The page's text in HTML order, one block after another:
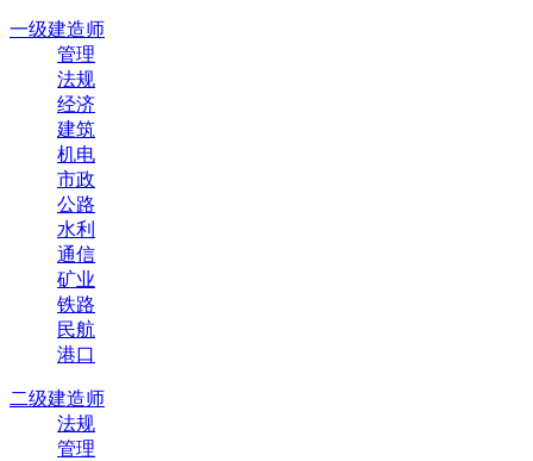
一级建造师
管理
法规
经济
建筑
机电
市政
公路
水利
通信
矿业
铁路
民航
港口
二级建造师
法规
管理